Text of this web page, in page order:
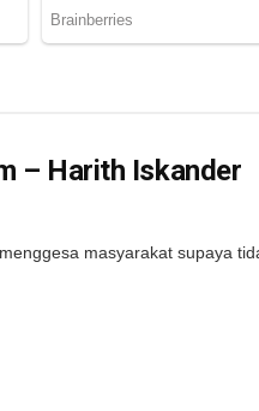
– Harith Iskander
masyarakat supaya